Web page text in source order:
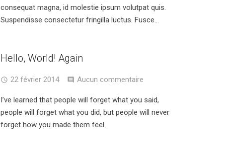
consequat magna, id molestie ipsum volutpat quis.
Suspendisse consectetur fringilla luctus. Fusce…
Hello, World! Again
22 février 2014 Aucun commentaire
I’ve learned that people will forget what you said,
people will forget what you did, but people will never
forget how you made them feel.